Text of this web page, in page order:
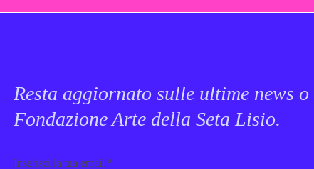
Resta aggiornato sulle ultime news
Fondazione Arte della Seta Lisio.